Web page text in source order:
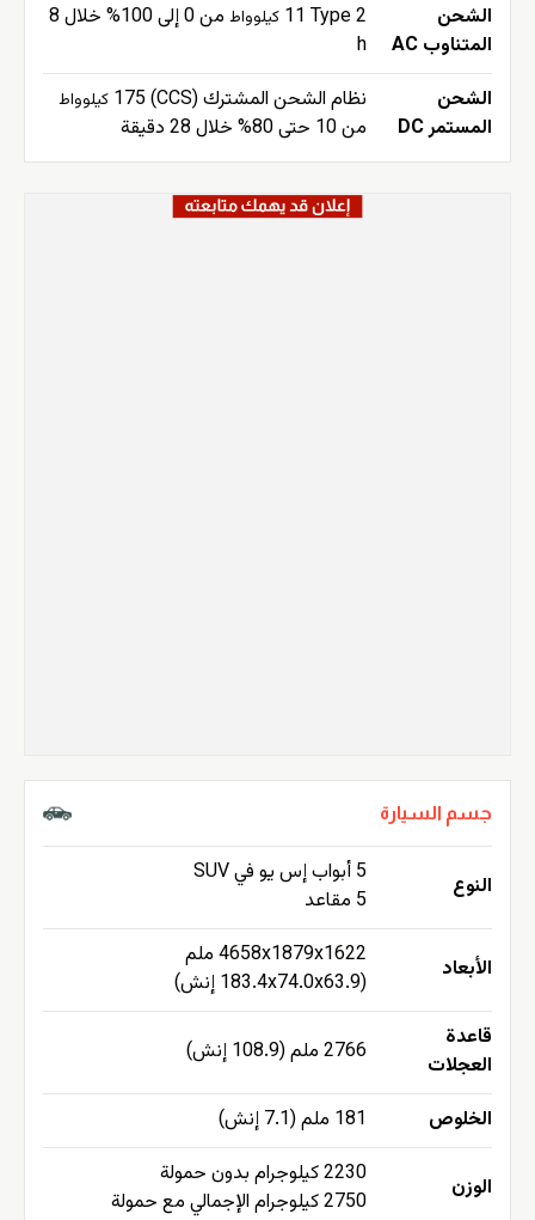
الشحن
المتناوب AC
Type 2 كيلوواط
من 0 إلى 100% خلال 8
h
الشحن
المستمر DC
نظام الشحن المشترك (CCS) 175 كيلوواط
من 10 حتى 80% خلال 28 دقيقة
جسم السيارة
النوع
5 أبواب إس يو في SUV
5 مقاعد
الأبعاد
4658x1879x1622 ملم
(183.4x74.0x63.9 إنش)
قاعدة
العجلات
2766 ملم (108.9 إنش)
الخلوص 181 ملم (7.1 إنش)
الوزن
2230 كيلوجرام بدون حمولة
2750 كيلوجرام الإجمالي مع حمولة